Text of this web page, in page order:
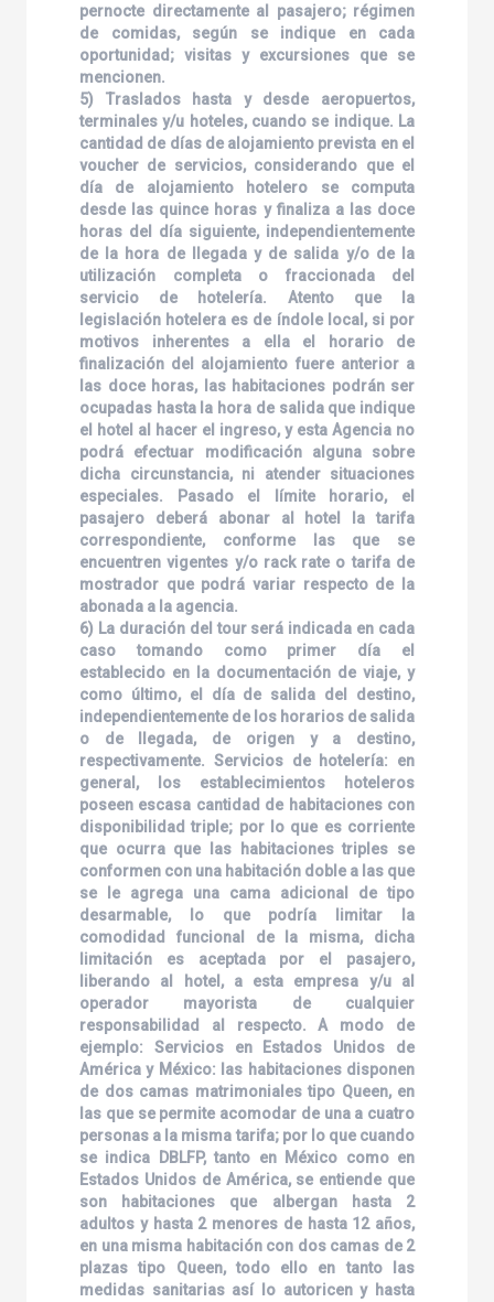
pernocte directamente al pasajero; régimen
de comidas, según se indique en cada
oportunidad; visitas y excursiones que se
mencionen.
5) Traslados hasta y desde aeropuertos,
terminales y/u hoteles, cuando se indique. La
cantidad de días de alojamiento prevista en el
voucher de servicios, considerando que el
día de alojamiento hotelero se computa
desde las quince horas y finaliza a las doce
horas del día siguiente, independientemente
de la hora de llegada y de salida y/o de la
utilización completa o fraccionada del
servicio de hotelería. Atento que la
legislación hotelera es de índole local, si por
motivos inherentes a ella el horario de
finalización del alojamiento fuere anterior a
las doce horas, las habitaciones podrán ser
ocupadas hasta la hora de salida que indique
el hotel al hacer el ingreso, y esta Agencia no
podrá efectuar modificación alguna sobre
dicha circunstancia, ni atender situaciones
especiales. Pasado el límite horario, el
pasajero deberá abonar al hotel la tarifa
correspondiente, conforme las que se
encuentren vigentes y/o rack rate o tarifa de
mostrador que podrá variar respecto de la
abonada a la agencia.
6) La duración del tour será indicada en cada
caso tomando como primer día el
establecido en la documentación de viaje, y
como último, el día de salida del destino,
independientemente de los horarios de salida
o de llegada, de origen y a destino,
respectivamente. Servicios de hotelería: en
general, los establecimientos hoteleros
poseen escasa cantidad de habitaciones con
disponibilidad triple; por lo que es corriente
que ocurra que las habitaciones triples se
conformen con una habitación doble a las que
se le agrega una cama adicional de tipo
desarmable, lo que podría limitar la
comodidad funcional de la misma, dicha
limitación es aceptada por el pasajero,
liberando al hotel, a esta empresa y/u al
operador mayorista de cualquier
responsabilidad al respecto. A modo de
ejemplo: Servicios en Estados Unidos de
América y México: las habitaciones disponen
de dos camas matrimoniales tipo Queen, en
las que se permite acomodar de una a cuatro
personas a la misma tarifa; por lo que cuando
se indica DBLFP, tanto en México como en
Estados Unidos de América, se entiende que
son habitaciones que albergan hasta 2
adultos y hasta 2 menores de hasta 12 años,
en una misma habitación con dos camas de 2
plazas tipo Queen, todo ello en tanto las
medidas sanitarias así lo autoricen y hasta